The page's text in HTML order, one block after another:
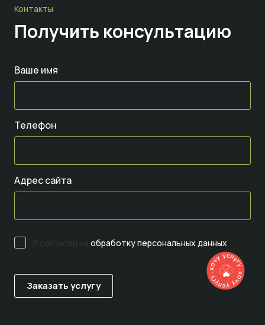
Контакты
Получить консультацию
Ваше имя
Телефон
Адрес сайта
Я согласен на обработку персональных данных